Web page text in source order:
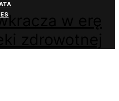
w erę
zdrowotnej